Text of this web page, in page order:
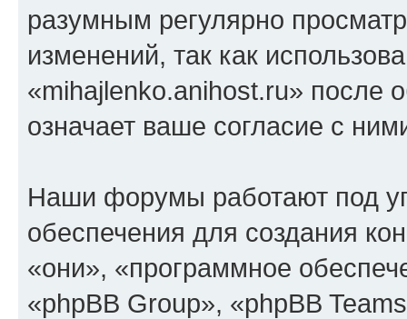
разумным регулярно
изменений, так как
«mihajlenko.anihost.ru» после
означает ваше согласие с
Наши форумы работают под
обеспечения для создания
«они», «программное
«phpBB Group», «phpBB